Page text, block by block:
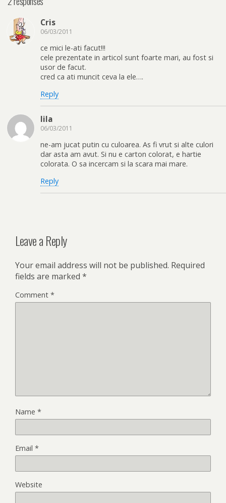
Cris
06/03/2011
ce mici le-ati facut!!!
cele prezentate in articol sunt foarte mari, au fost si
usor de facut.
cred ca ati muncit ceva la ele….
Reply
lila
06/03/2011
ne-am jucat putin cu culoarea. As fi vrut si alte culori
dar asta am avut. Si nu e carton colorat, e hartie
colorata. O sa incercam si la scara mai mare.
Reply
Leave a Reply
Your email address will not be published. Required
fields are marked *
Comment *
Name *
Email *
Website